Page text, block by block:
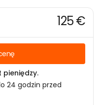
125 €
pieniędzy.
24 godzin przed